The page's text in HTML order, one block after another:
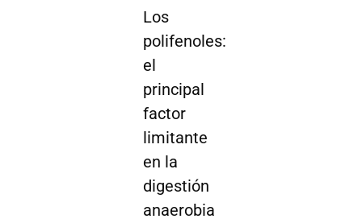
Los
polifenoles:
el
principal
factor
limitante
en la
digestión
anaerobia